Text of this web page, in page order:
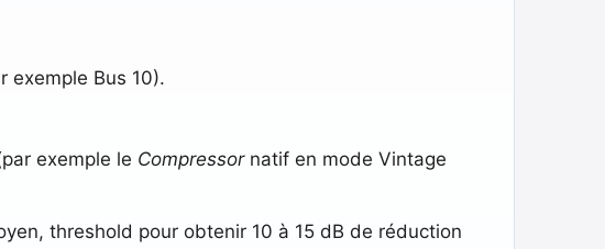
exemple Bus 10).
exemple le Compressornatif en mode Vintage
threshold pour obtenir 10 à 15 dB de réduction